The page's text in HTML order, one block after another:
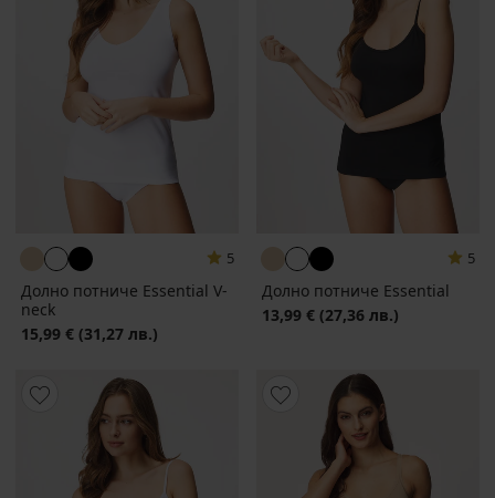
5
Долно потниче Essential V-
neck
15,99 € (31,27 лв.)
5
Долно потниче Essential
13,99 € (27,36 лв.)